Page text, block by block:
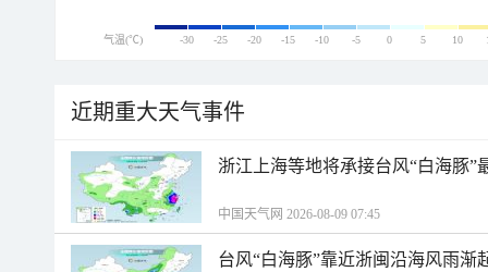
气温(℃) -30 -25 -20 -15 -10 -5 0 5 10
近期重大天气事件
浙江上海等地将承接台风“白海豚”
中国天气网 2026-08-09 07:45
台风“白海豚”靠近浙闽沿海风雨渐